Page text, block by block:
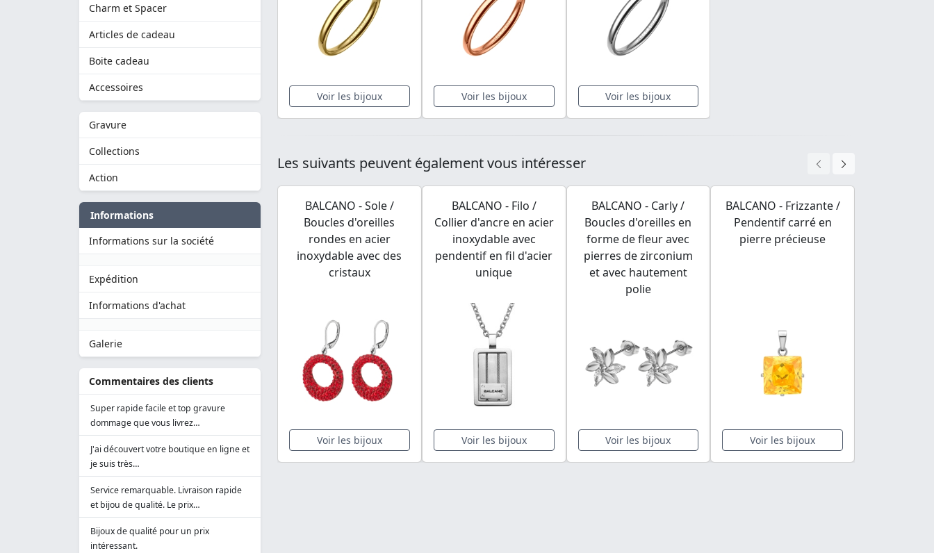
Charm et Spacer
Articles de cadeau
Boite cadeau
Accessoires
Gravure
Collections
Action
Informations
Informations sur la société
Expédition
Informations d'achat
Galerie
Commentaires des clients
Super rapide facile et top gravure
dommage que vous livrez…
J'ai découvert votre boutique en ligne et
je suis très…
Service remarquable. Livraison rapide
et bijou de qualité. Le prix…
Bijoux de qualité pour un prix
intéressant.
Voir les bijoux Voir les bijoux Voir les bijoux
Les suivants peuvent également vous intéresser
BALCANO - Sole /
Boucles d'oreilles
rondes en acier
inoxydable avec des
cristaux
Voir les bijoux
BALCANO - Filo /
Collier d'ancre en acier
inoxydable avec
pendentif en fil d'acier
unique
Voir les bijoux
BALCANO - Carly /
Boucles d'oreilles en
forme de fleur avec
pierres de zirconium
et avec hautement
polie
Voir les bijoux
BALCANO - Frizzante /
Pendentif carré en
pierre précieuse
Voir les bijoux